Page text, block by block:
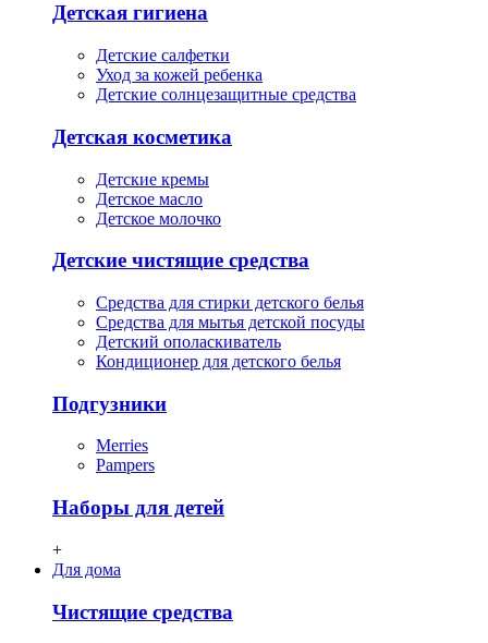
Детская гигиена
Детские салфетки
Уход за кожей ребенка
Детские солнцезащитные средства
Детская косметика
Детские кремы
Детское масло
Детское молочко
Детские чистящие средства
Средства для стирки детского белья
Средства для мытья детской посуды
Детский ополаскиватель
Кондиционер для детского белья
Подгузники
Merries
Pampers
Наборы для детей
+
Для дома
Чистящие средства